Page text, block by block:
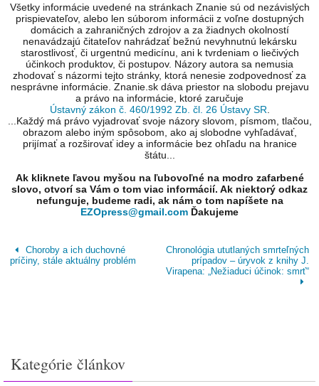
Všetky informácie uvedené na stránkach Znanie sú od nezávislých
prispievateľov, alebo len súborom informácii z voľne dostupných
domácich a zahraničných zdrojov a za žiadnych okolností
nenavádzajú čitateľov nahrádzať bežnú nevyhnutnú lekársku
starostlivosť, či urgentnú medicínu, ani k tvrdeniam o liečivých
účinkoch produktov, či postupov. Názory autora sa nemusia
zhodovať s názormi tejto stránky, ktorá nenesie zodpovednosť za
nesprávne informácie. Znanie.sk dáva priestor na slobodu prejavu
a právo na informácie, ktoré zaručuje
Ústavný zákon č. 460/1992 Zb. čl. 26 Ústavy SR
...Každý má právo vyjadrovať svoje názory slovom, písmom, tlačou,
obrazom alebo iným spôsobom, ako aj slobodne vyhľadávať,
prijímať a rozširovať idey a informácie bez ohľadu na hranice
štátu...
Ak kliknete ľavou myšou na ľubovoľné na modro zafarbené
slovo, otvorí sa Vám o tom viac informácií. Ak niektorý odkaz
nefunguje, budeme radi, ak nám o tom napíšete na
EZOpress@gmail.com Ďakujeme
Choroby a ich duchovné
príčiny, stále aktuálny problém
Chronológia ututlaných smrteľných
prípadov – úryvok z knihy J.
Virapena: „Nežiaduci účinok: smrť“
Kategórie článkov